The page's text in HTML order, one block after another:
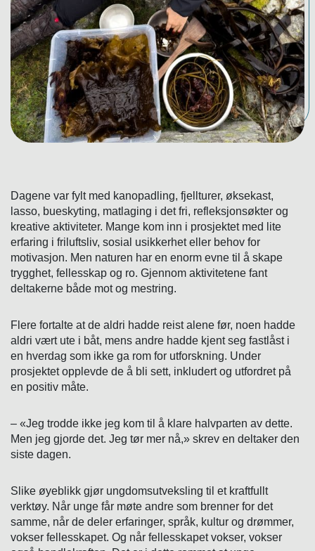
Dagene var fylt med kanopadling, fjellturer, øksekast,
lasso, bueskyting, matlaging i det fri, refleksjonsøkter og
kreative aktiviteter. Mange kom inn i prosjektet med lite
erfaring i friluftsliv, sosial usikkerhet eller behov for
motivasjon. Men naturen har en enorm evne til å skape
trygghet, fellesskap og ro. Gjennom aktivitetene fant
deltakerne både mot og mestring.
Flere fortalte at de aldri hadde reist alene før, noen hadde
aldri vært ute i båt, mens andre hadde kjent seg fastlåst i
en hverdag som ikke ga rom for utforskning. Under
prosjektet opplevde de å bli sett, inkludert og utfordret på
en positiv måte.
– «Jeg trodde ikke jeg kom til å klare halvparten av dette.
Men jeg gjorde det. Jeg tør mer nå,» skrev en deltaker den
siste dagen.
Slike øyeblikk gjør ungdomsutveksling til et kraftfullt
verktøy. Når unge får møte andre som brenner for det
samme, når de deler erfaringer, språk, kultur og drømmer,
vokser fellesskapet. Og når fellesskapet vokser, vokser